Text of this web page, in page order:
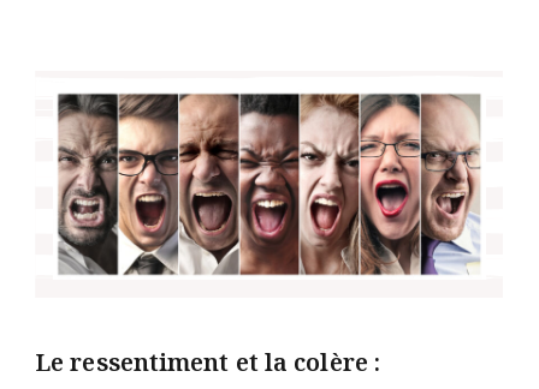
Le ressentiment et la colère :